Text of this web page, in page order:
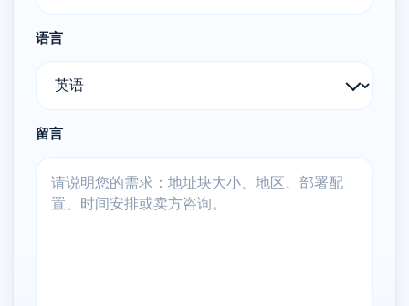
语言
留言